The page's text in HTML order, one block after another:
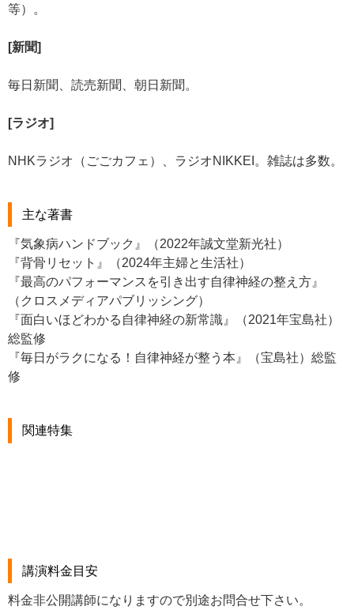
等）。
[新聞]
毎日新聞、読売新聞、朝日新聞。
[ラジオ]
NHKラジオ（ごごカフェ）、ラジオNIKKEI。雑誌は多数。
主な著書
『気象病ハンドブック』（2022年誠文堂新光社）
『背骨リセット』（2024年主婦と生活社）
『最高のパフォーマンスを引き出す自律神経の整え方』
（クロスメディアパブリッシング）
『面白いほどわかる自律神経の新常識』（2021年宝島社）
総監修
『毎日がラクになる！自律神経が整う本』（宝島社）総監
修
関連特集
講演料金目安
料金非公開講師になりますので別途お問合せ下さい。